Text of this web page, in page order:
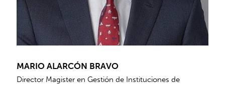
MARIO ALARCÓN BRAVO
Director Magister en Gestión de Instituciones de